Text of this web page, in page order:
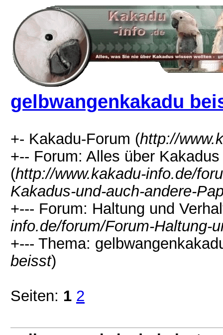
gelbwangenkakadu
+- Kakadu-Forum (http://
+-- Forum: Alles über
(http://www.kakadu-info.de/
Kakadus-und-auch-andere-
+--- Forum: Haltung und
info.de/forum/Forum-Haltung-
+--- Thema:
beisst)
Seiten: 1 2